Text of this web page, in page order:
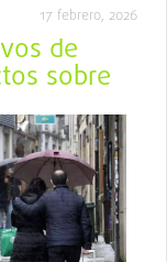
17 febrero, 2026
de
sobre